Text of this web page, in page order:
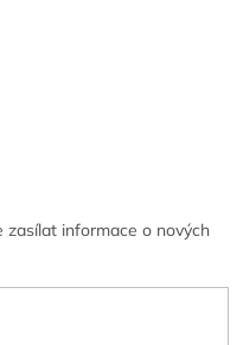
zasílat informace o nových